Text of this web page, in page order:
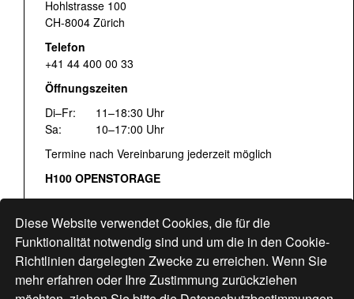
Diese Website verwendet Cookies, die für die
Funktionalität notwendig sind und um die in den Cookie-
Richtlinien dargelegten Zwecke zu erreichen. Wenn Sie
mehr erfahren oder Ihre Zustimmung zurückziehen
Hohlstrasse 100
CH-8004 Zürich
Telefon
+41 44 400 00 33
Öffnungszeiten
Di–Fr:
11–18:30 Uhr
Sa:
10–17:00 Uhr
Termine nach Vereinbarung jederzeit möglich
H100 OPENSTORAGE
Fr:
16:00–18:30 Uhr
Sa: 12:00–17:00 Uhr
Hohlstrasse 122
www.bogen33.ch